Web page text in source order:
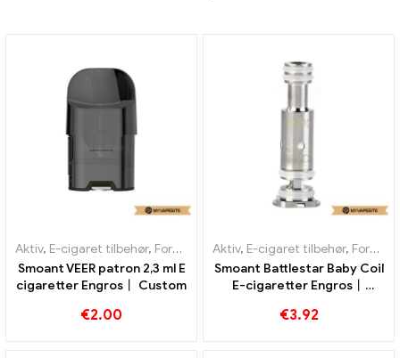
Aktiv, E-cigaret tilbehør, Fordamper
Smoant VEER patron 2,3 ml E
cigaretter Engros丨 Custom
€2.00
Aktiv, E-cigaret tilbehør, Fordamper
Smoant Battlestar Baby Coil
E-cigaretter Engros丨
€3.92